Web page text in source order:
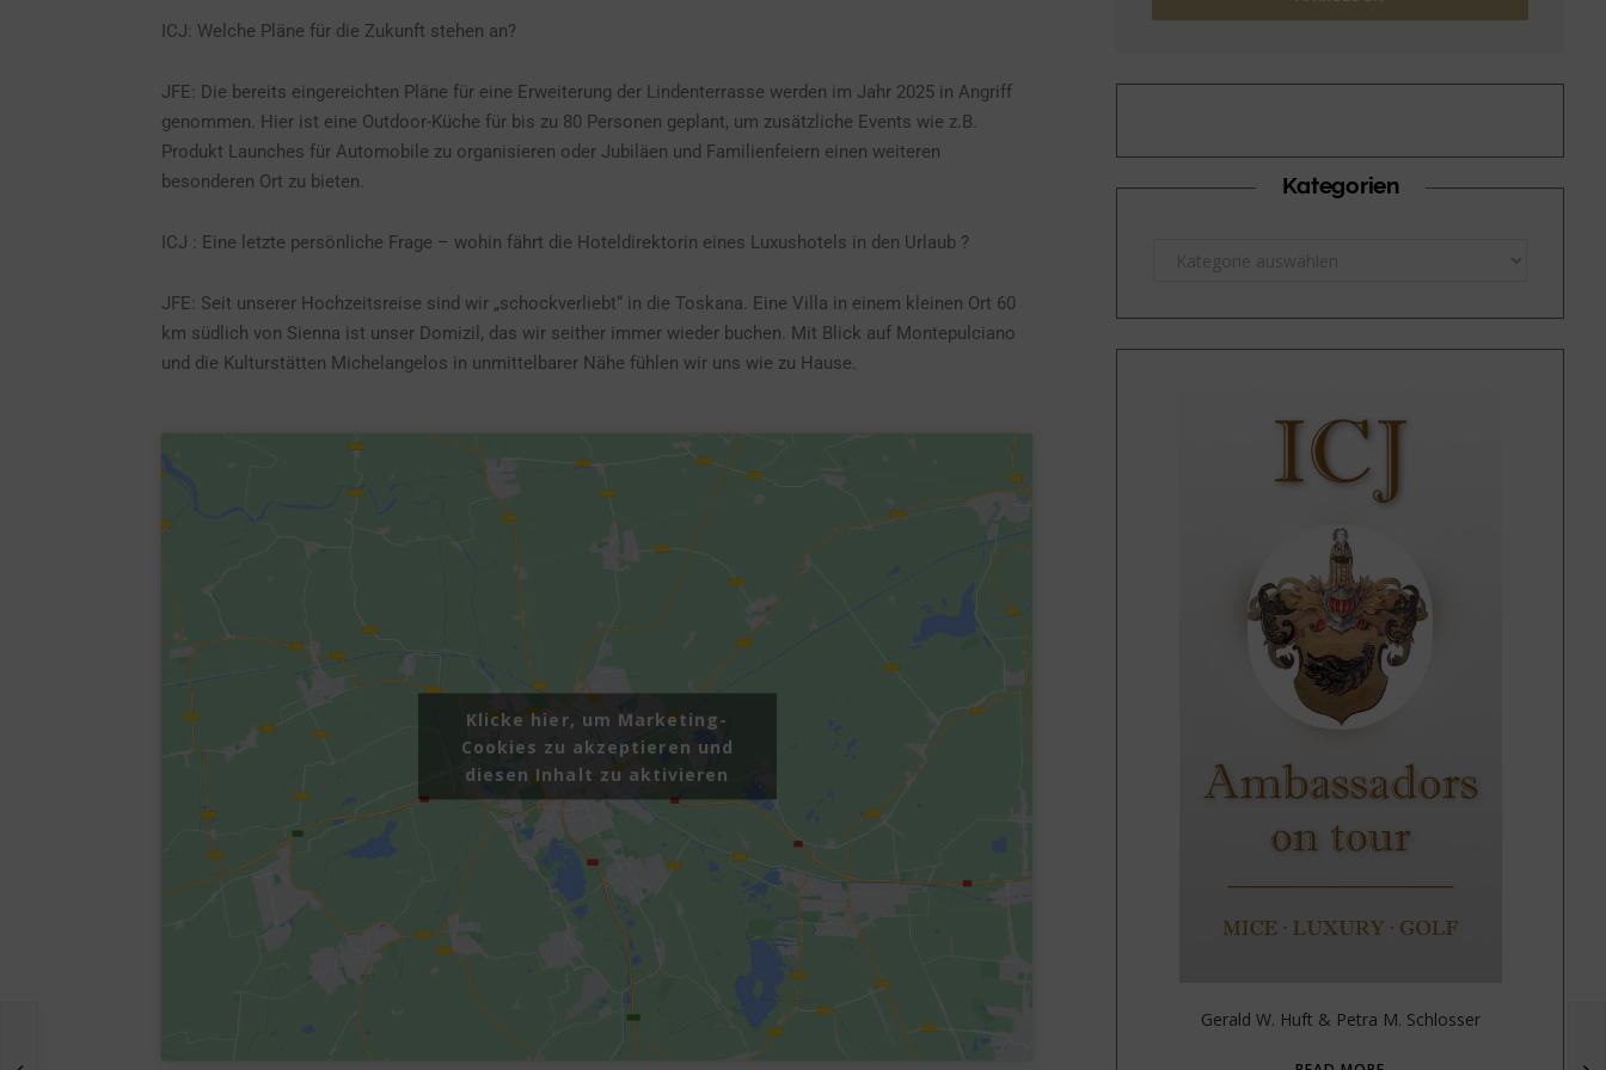
ICJ: Welche Pläne für die Zukunft stehen an?
JFE: Die bereits eingereichten Pläne für eine Erweiterung der Lindenterrasse werden im Jahr 2025 in Angriff
genommen. Hier ist eine Outdoor-Küche für bis zu 80 Personen geplant, um zusätzliche Events wie z.B.
Produkt Launches für Automobile zu organisieren oder Jubiläen und Familienfeiern einen weiteren
besonderen Ort zu bieten.
ICJ : Eine letzte persönliche Frage – wohin fährt die Hoteldirektorin eines Luxushotels in den Urlaub ?
JFE: Seit unserer Hochzeitsreise sind wir „schockverliebt“ in die Toskana. Eine Villa in einem kleinen Ort 60
km südlich von Sienna ist unser Domizil, das wir seither immer wieder buchen. Mit Blick auf Montepulciano
und die Kulturstätten Michelangelos in unmittelbarer Nähe fühlen wir uns wie zu Hause.
Klicke hier, um Marketing-
Cookies zu akzeptieren und
diesen Inhalt zu aktivieren
Kategorien
Gerald W. Huft & Petra M. Schlosser